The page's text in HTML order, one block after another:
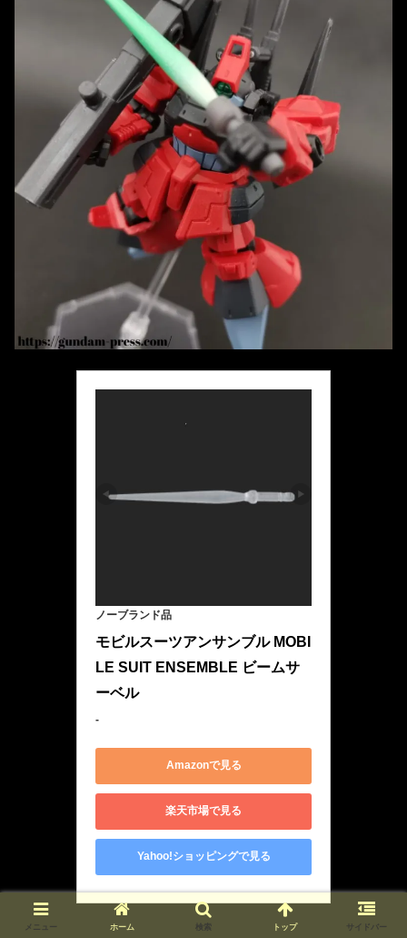
ノーブランド品
モビルスーツアンサンブル MOBI
LE SUIT ENSEMBLE ビームサ
ーベル
‐
Amazonで見る
楽天市場で見る
Yahoo!ショッピングで見る
メニュー ホーム 検索 トップ サイドバー